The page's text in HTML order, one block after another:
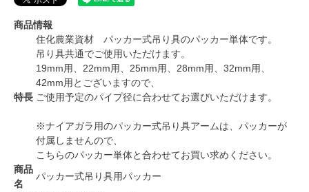
商品情報
特長
住化農業資材 パッカー式吊り具のパッカー単体です。
吊り具共通でご使用いただけます。
19mm用、22mm用、25mm用、28mm用、32mm用、
42mm用とございますので、
ご使用予定のパイプ径に合わせてお選びいただけます。
※ナイアガラ用のパッカー式吊り具アームは、パッカーが
付属しませんので、
こちらのパッカー単体と合わせてお買い求めください。
商品
名
パッカー式吊り具用パッカー